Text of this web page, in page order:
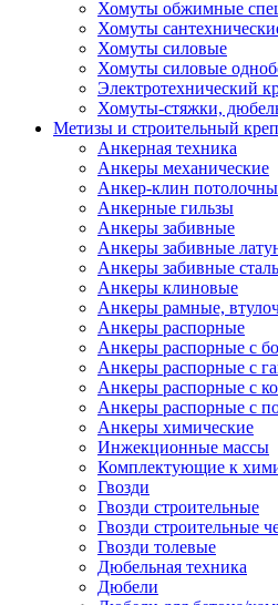
Хомуты обжимные
Хомуты
Хомуты силовые
Хомуты силовые
Электротехнический
Хомуты-стяжки,
Метизы и строительный
Анкерная техника
Анкеры механические
Анкер-клин
Анкерные гильзы
Анкеры забивные
Анкеры забивные
Анкеры забивные
Анкеры клиновые
Анкеры рамные,
Анкеры распорные
Анкеры распорные с
Анкеры распорные с
Анкеры распорные с
Анкеры распорные с
Анкеры химические
Инжекционные массы
Комплектующие к
Гвозди
Гвозди строительные
Гвозди строительные
Гвозди толевые
Дюбельная техника
Дюбели